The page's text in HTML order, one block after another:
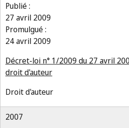
Publié :
27 avril 2009
Promulgué :
24 avril 2009
Décret-loi n° 1/2009 du 27 avril
droit d'auteur
Droit d'auteur
2007